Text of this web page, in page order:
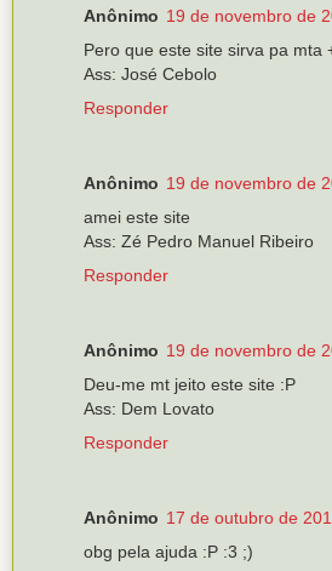
Anônimo 19 de novembro de
Pero que este site sirva pa mta
Ass: José Cebolo
Responder
Anônimo 19 de novembro de
amei este site
Ass: Zé Pedro Manuel Ribeiro
Responder
Anônimo 19 de novembro de
Deu-me mt jeito este site :P
Ass: Dem Lovato
Responder
Anônimo 17 de outubro de
obg pela ajuda :P :3 ;)